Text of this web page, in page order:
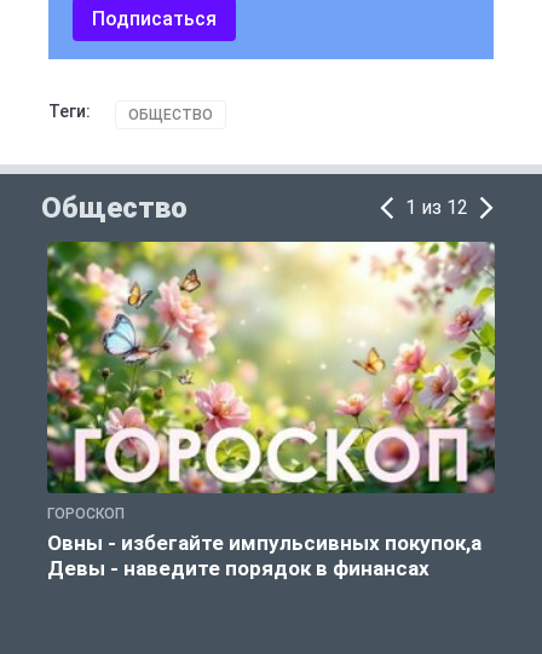
Подписаться
Теги: ОБЩЕСТВО
Общество 1 из 12
ГОРОСКОП
Овны - избегайте импульсивных покупок,а
Девы - наведите порядок в финансах